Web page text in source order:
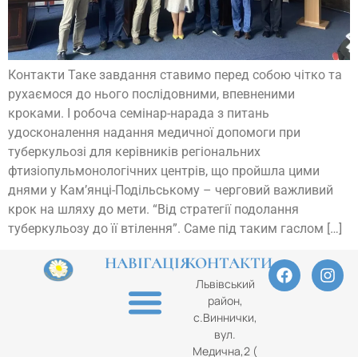
Контакти Таке завдання ставимо перед собою чітко та
рухаємося до нього послідовними, впевненими
кроками. І робоча семінар-нарада з питань
удосконалення надання медичної допомоги при
туберкульозі для керівників регіональних
фтизіопульмонологічних центрів, що пройшла цими
днями у Кам’янці-Подільському – черговий важливий
крок на шляху до мети. “Від стратегії подолання
туберкульозу до її втілення”. Саме під таким гаслом […]
НАВІГАЦІЯКОНТАКТИ
Львівський
район,
с.Виннички,
вул.
Медична,2 (